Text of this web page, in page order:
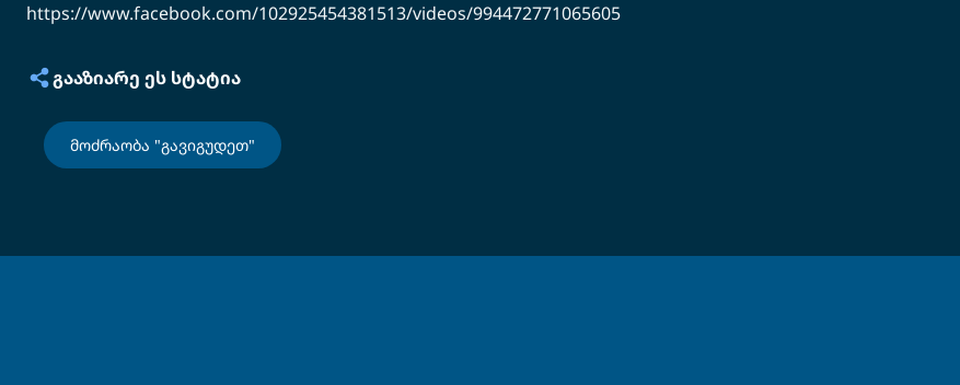
https://www.facebook.com/102925454381513/videos/994472771065605
ᲒᲐᲐᲖᲘᲐᲠᲔ ᲔᲡ ᲡᲢᲐᲢᲘᲐ
მოძრაობა "გავიგუდეთ"